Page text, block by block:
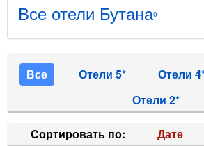
Все отели Бутана0
Все Отели 5* Отели
Отели 2*
Cортировать по: Дате